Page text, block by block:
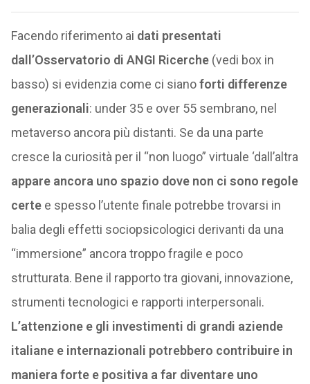
Facendo riferimento ai dati presentati
dall’Osservatorio di ANGI Ricerche(vedi box in
basso) si evidenzia come ci sianoforti differenze
generazionali: under 35 e over 55 sembrano, nel
metaverso ancora più distanti. Se da una parte
cresce la curiosità per il “non luogo” virtuale ‘dall’altra
appare ancora uno spazio dove non ci sono regole
certee spesso l’utente finale potrebbe trovarsi in
balia degli effetti sociopsicologici derivanti da una
“immersione” ancora troppo fragile e poco
strutturata. Bene il rapporto tra giovani, innovazione,
strumenti tecnologici e rapporti interpersonali.
L’attenzione e gli investimenti di grandi aziende
italiane e internazionali potrebbero contribuire in
maniera forte e positiva a far diventare uno